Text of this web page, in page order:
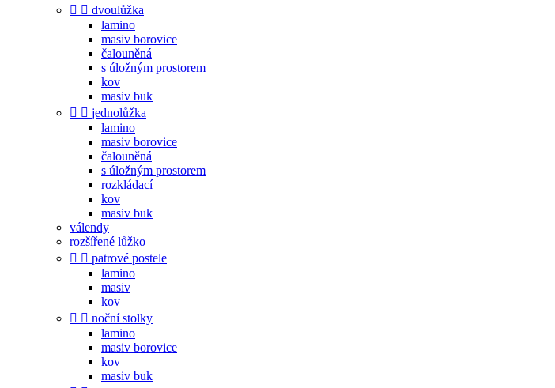
  dvoulůžka
lamino
masiv borovice
čalouněná
s úložným prostorem
kov
masiv buk
  jednolůžka
lamino
masiv borovice
čalouněná
s úložným prostorem
rozkládací
kov
masiv buk
válendy
rozšířené lůžko
  patrové postele
lamino
masiv
kov
  noční stolky
lamino
masiv borovice
kov
masiv buk